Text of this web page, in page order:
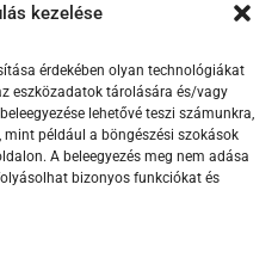
kezelése
érdekében olyan technológiákat
eszközadatok tárolására és/vagy
lehetővé teszi számunkra,
például a böngészési szokások
A beleegyezés meg nem adása
bizonyos funkciókat és
szabályzat